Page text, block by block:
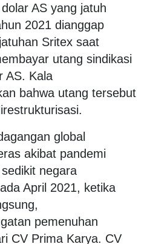
AS yang jatuh
2021 dianggap
Sritex saat
utang sindikasi
AS. Kala
bahwa utang tersebut
global
akibat pandemi
negara
April 2021, ketika
pemenuhan
CV Prima Karya. CV